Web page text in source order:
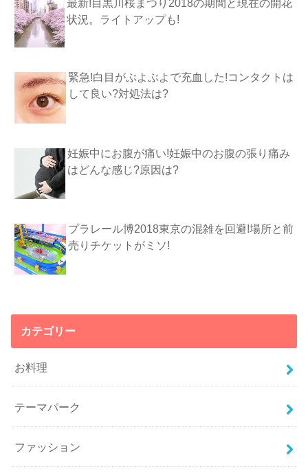
最新!目黒川桜まつり2018の期間と現在の開花
状況。ライトアップも!
緊急!白目がぶよぶよで充血した!コンタクトは
して良い?対処法は?
妊娠中にお腹が痛い!妊娠中のお腹の張り痛み
はどんな感じ?原因は?
プラレール博2018東京の混雑を回避!場所と前
売りチケットがミソ!
カテゴリー
お料理
テーマパーク
ファッション